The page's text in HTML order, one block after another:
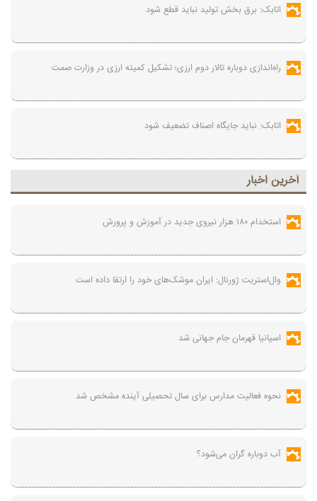
اتابک: برق بخش تولید نباید قطع شود
راه‌اندازی دوباره تالار دوم ارزی؛ تشکیل کمیته ارزی در وزارت صمت
اتابک: نباید جایگاه اصناف تضعیف شود
آخرين اخبار
استخدام ۱۸۰ هزار نیروی جدید در آموزش‌ و پرورش
وال‌استریت ژورنال: ایران موشک‌های خود را ارتقا داده است
اسپانیا قهرمان جام جهانی شد
نحوه فعالیت مدارس برای سال تحصیلی آینده مشخص شد
آب دوباره گران می‌شود؟